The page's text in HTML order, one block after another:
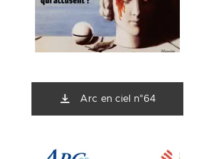
Arc en ciel n°64